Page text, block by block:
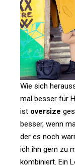
Wie sich
mal besser für
ist over­size
besser, wenn
der es noch
ich ihn gern zu
kom­bi­niert. Ein